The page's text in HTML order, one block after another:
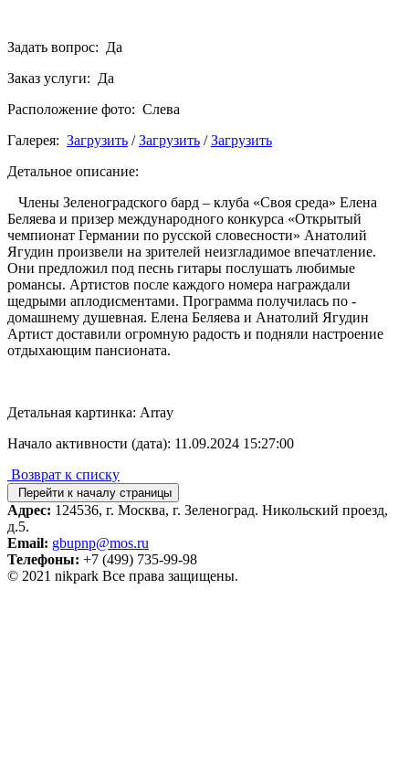
Задать вопрос: Да
Заказ услуги: Да
Расположение фото: Слева
Галерея: Загрузить /Загрузить /Загрузить
Детальное описание:
Члены Зеленоградского бард – клуба «Своя среда» Елена
Беляева и призер международного конкурса «Открытый
чемпионат Германии по русской словесности» Анатолий
Ягудин произвели на зрителей неизгладимое впечатление.
Они предложил под песнь гитары послушать любимые
романсы. Артистов после каждого номера награждали
щедрыми аплодисментами. Программа получилась по -
домашнему душевная. Елена Беляева и Анатолий Ягудин
Артист доставили огромную радость и подняли настроение
отдыхающим пансионата.
Детальная картинка: Array
Начало активности (дата): 11.09.2024 15:27:00
Возврат к списку
Перейти к началу страницы
Адрес: 124536, г. Москва, г. Зеленоград. Никольский проезд,
д.5.
Email: gbupnp@mos.ru
Телефоны: +7 (499) 735-99-98
© 2021 nikpark Все права защищены.